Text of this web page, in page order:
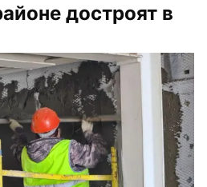
достроят в